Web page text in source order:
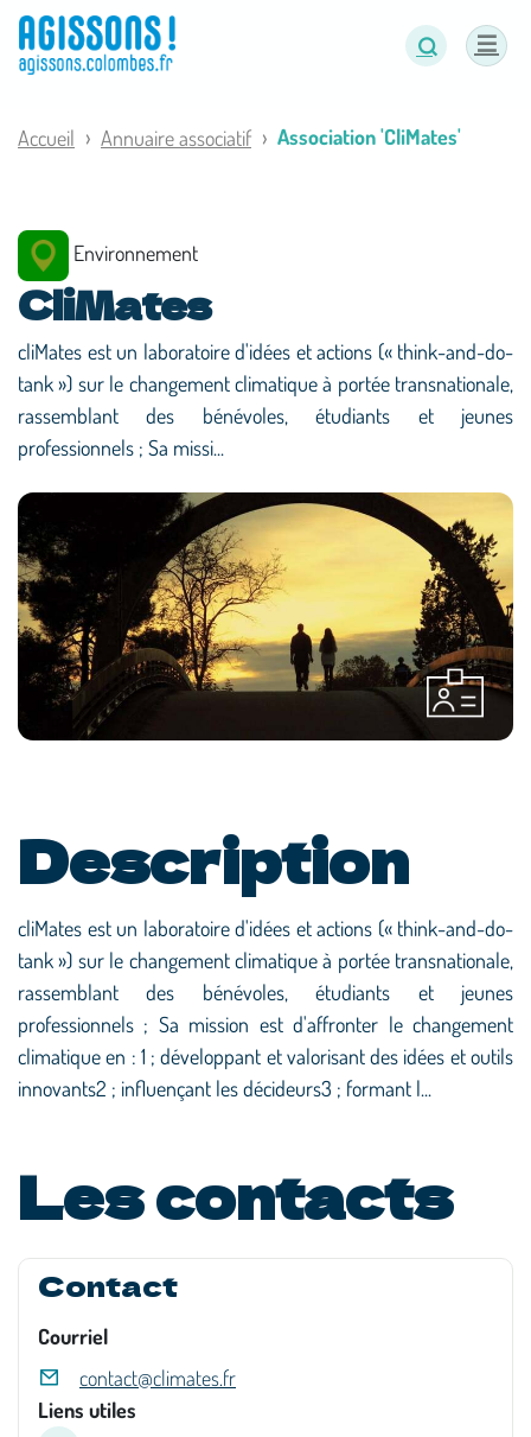
Accueil Annuaire associatif Association 'CliMates'
Environnement
CliMates
cliMates est un laboratoire d'idées et actions (« think-and-do-
tank ») sur le changement climatique à portée transnationale,
rassemblant des bénévoles, étudiants et jeunes
professionnels ; Sa missi...
Description
cliMates est un laboratoire d'idées et actions (« think-and-do-
tank ») sur le changement climatique à portée transnationale,
rassemblant des bénévoles, étudiants et jeunes
professionnels ; Sa mission est d'affronter le changement
climatique en : 1 ; développant et valorisant des idées et outils
innovants2 ; influençant les décideurs3 ; formant l...
Les contacts
Contact
Courriel
contact@climates.fr
Liens utiles
Panneau de gestion des cookies